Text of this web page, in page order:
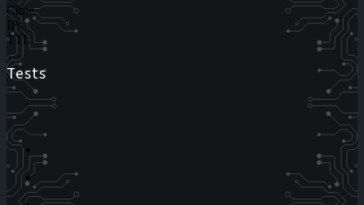
Cible
IPs
TTL
Tests